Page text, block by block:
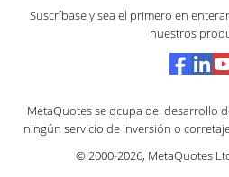
Suscríbase y sea el primero en
nuestros
MetaQuotes se ocupa del desarrollo
ningún servicio de inversión o
© 2000-2026, MetaQuotes